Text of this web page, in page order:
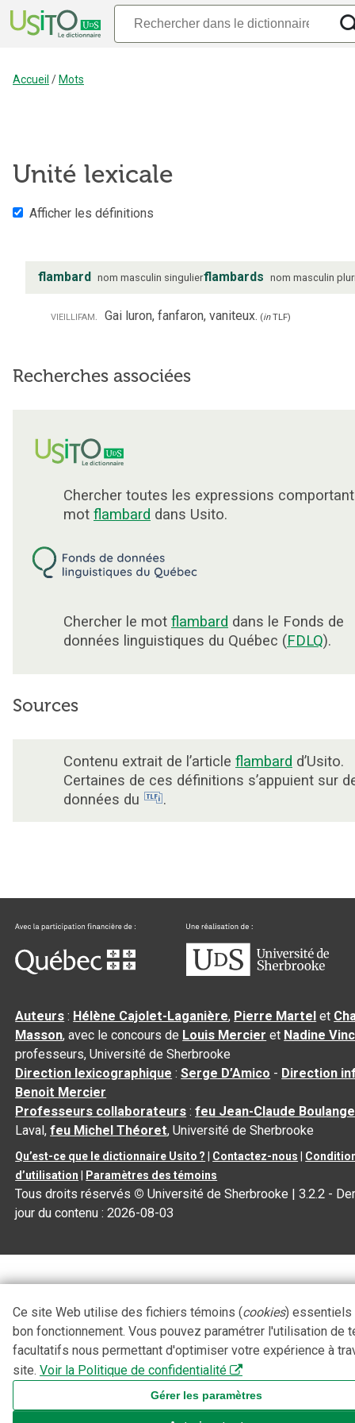
Accueil / Mots
Unité lexicale
Afficher les définitions
flambard nom masculin singulierflambards nom masculin
vieillifam. Gai luron, fanfaron, vaniteux. (inTLF)
Recherches associées
Chercher toutes les expressions
mot flambard dans Usito.
Chercher le mot flambard dans le Fonds de
données linguistiques du Québec (FDLQ).
Sources
Contenu extrait de l’article flambard d’Usito.
Certaines de ces définitions s’appuient sur
données du
.
Auteurs : Hélène Cajolet-Laganière, Pierre Martel et
Masson, avec le concours de Louis Mercier et Nadine
professeurs, Université de Sherbrooke
Direction lexicographique :Serge D’Amico - Direction
Benoit Mercier
Professeurs collaborateurs :feu Jean-Claude
Laval,feu Michel Théoret, Université de Sherbrooke
Qu’est-ce que le dictionnaire Usito ? Contactez-nous
d’utilisation
Paramètres des témoins
Tous droits réservés © Université de Sherbrooke |3.2.2 -
jour du contenu :2026-08-03
Ce site Web utilise des fichiers témoins (cookies) essentiels
bon fonctionnement. Vous pouvez paramétrer l'utilisation de
facultatifs nous permettant d'optimiser votre expérience à
site. Voir la Politique de confidentialité
Gérer les paramètres